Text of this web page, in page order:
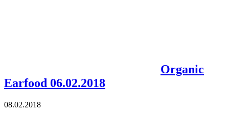
Organic
Earfood 06.02.2018
08.02.2018